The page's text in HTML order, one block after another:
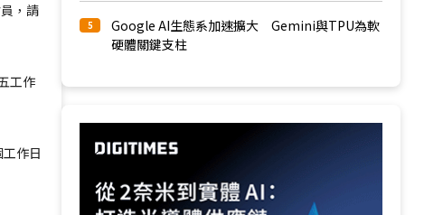
，請
工作
作日
5
Google AI生態系加速擴大 Gemini與TPU為軟
硬體關鍵支柱